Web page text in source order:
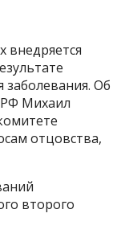
внедряется
заболевания. Об
Михаил
отцовства,
второго